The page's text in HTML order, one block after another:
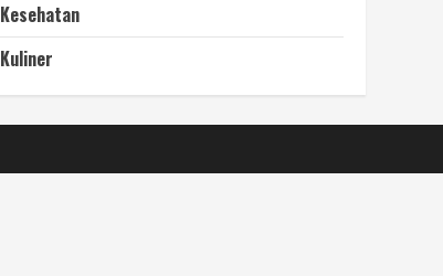
Kesehatan
Kuliner